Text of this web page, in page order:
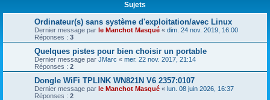
Sujets
Ordinateur(s) sans système d'exploitation/avec Linux
Dernier message par le Manchot Masqué « dim. 24 nov. 2019, 16:00
Réponses : 3
Quelques pistes pour bien choisir un portable
Dernier message par JMarc « mer. 22 nov. 2017, 21:14
Réponses : 2
Dongle WiFi TPLINK WN821N V6 2357:0107
Dernier message par le Manchot Masqué « lun. 08 juin 2026, 16:37
Réponses : 2